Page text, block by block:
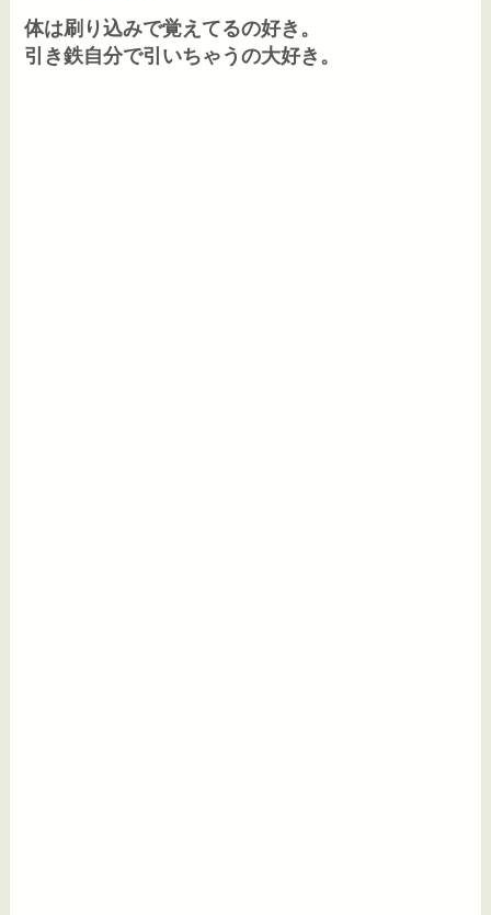
体は刷り込みで覚えてるの好き。
引き鉄自分で引いちゃうの大好き。